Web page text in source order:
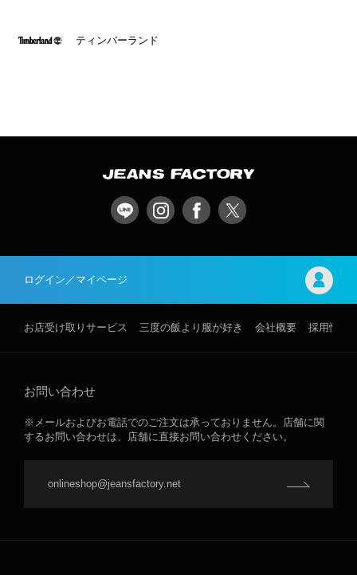
ティンバーランド
ログイン／マイページ
お店受け取りサービス 三度の飯より服が好き 会社概要 採用情報
お問い合わせ
※メールおよびお電話でのご注文は承っておりません。店舗に関
するお問い合わせは、店舗に直接お問い合わせください。
onlineshop@jeansfactory.net